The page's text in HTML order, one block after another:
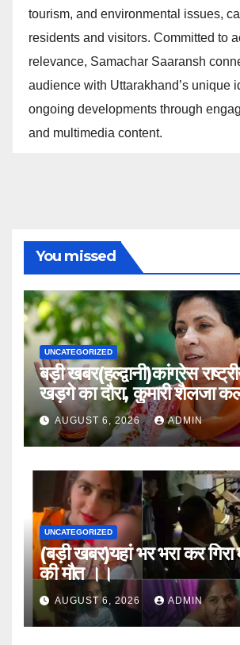
tourism, and environmental issues,
residents and visitors. Committed to
relevance, Samachar Saaransh
audience with Uttarakhand’s unique
ongoing developments through
and multimedia content.
You missed
UNCATEGORIZED
बड़ी खबर(हल्द्वानी)कांग्रेस
खड़गे का दौरा, कुमारी शैलजा कल
।।AUGUST 6, 2026 ADMIN
UNCATEGORIZED
(बड़ी खबर)यहां भर भरा कर गिरा
की मौत ।।
AUGUST 6, 2026 ADMIN